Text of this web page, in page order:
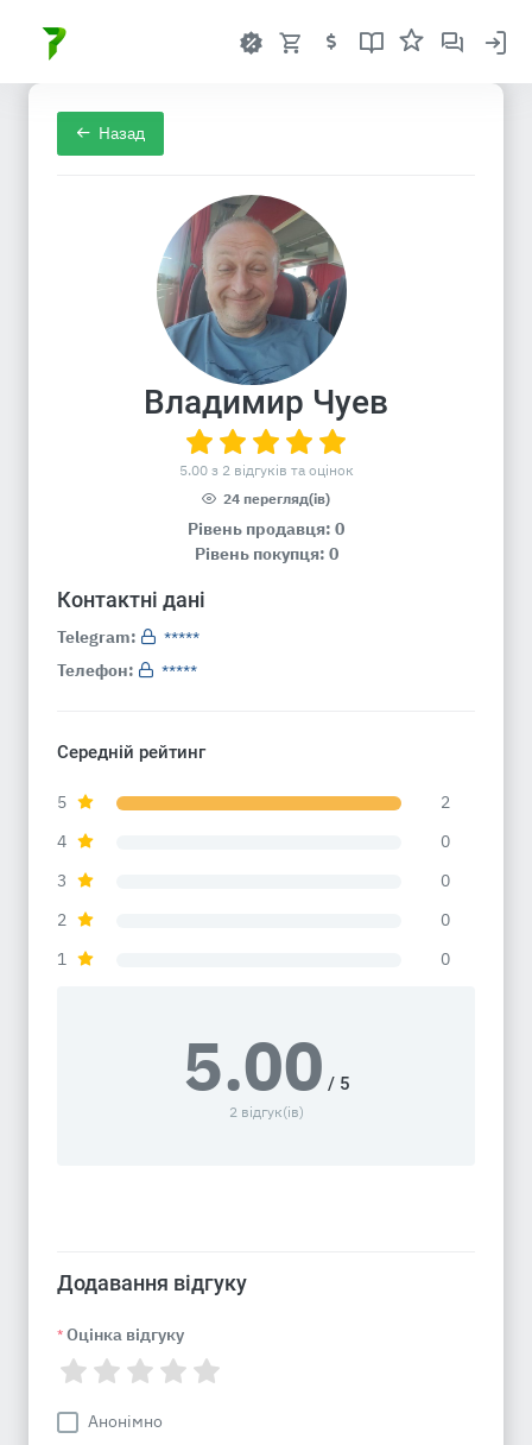
Назад
Владимир Чуев
5.00 з 2 відгуків та оцінок
24 перегляд(ів)
Рівень продавця: 0
Рівень покупця: 0
Контактні дані
Telegram:
*****
Телефон:
*****
Середній рейтинг
5
2
4
0
3
0
2
0
1
0
5.00 / 5
2 відгук(ів)
Додавання відгуку
* Оцінка відгуку
Анонімно